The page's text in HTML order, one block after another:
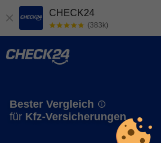
CHECK24
(383k)
Bester Vergleich
für Kfz-Versicherungen